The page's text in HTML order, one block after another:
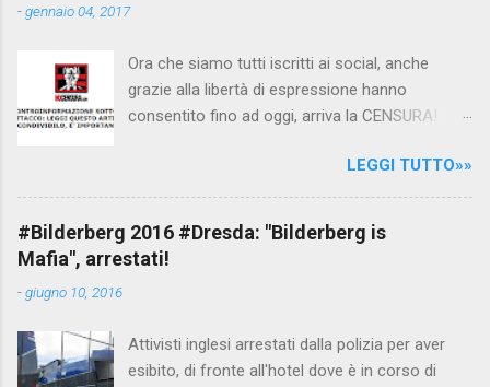
scuola. LEGGI IL SERVIZIO . staff
nocensura.com Condividi su Facebook
-gennaio 04, 2017
Ora che siamo tutti iscritti ai social, anche
grazie alla libertà di espressione hanno
consentito fino ad oggi, arriva la CENSURA!
politica rispediti al mittente dai cittadini - perché
censurare avrebbe fatto perdere troppi
consensi ai vari governi - la CENSURA potrebbe
arrivare dall'Antitrust, ovvero l' Autorità garante
governo non c'è più Matteo Renzi ma il buon
Renziloni , controfigura di Renzi messo li per
LEGGI TUTTO»»
#Bilderberg 2016 #Dresda: "Bilderberg is
Mafia", arrestati!
-giugno 10, 2016
Attivisti inglesi arrestati dalla polizia per aver
esibito, di fronte all'hotel dove è in corso di